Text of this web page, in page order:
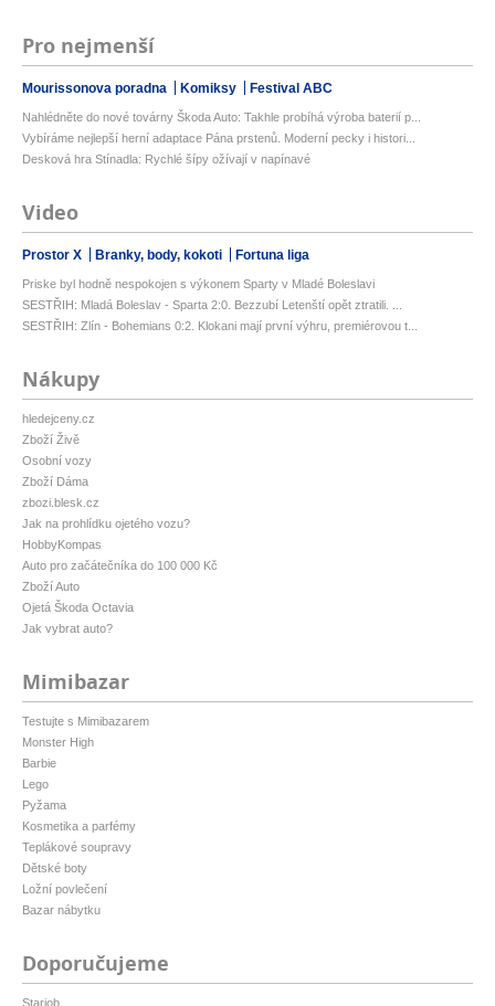
Pro nejmenší
Mourissonova poradna Komiksy Festival ABC
Nahlédněte do nové továrny Škoda Auto: Takhle probíhá výroba baterií p...
Vybíráme nejlepší herní adaptace Pána prstenů. Moderní pecky i histori...
Desková hra Stínadla: Rychlé šípy ožívají v napínavé
Video
Prostor X Branky, body, kokoti Fortuna liga
Priske byl hodně nespokojen s výkonem Sparty v Mladé Boleslavi
SESTŘIH: Mladá Boleslav - Sparta 2:0. Bezzubí Letenští opět ztratili. ...
SESTŘIH: Zlín - Bohemians 0:2. Klokani mají první výhru, premiérovou t...
Nákupy
hledejceny.cz
Zboží Živě
Osobní vozy
Zboží Dáma
zbozi.blesk.cz
Jak na prohlídku ojetého vozu?
HobbyKompas
Auto pro začátečníka do 100 000 Kč
Zboží Auto
Ojetá Škoda Octavia
Jak vybrat auto?
Mimibazar
Testujte s Mimibazarem
Monster High
Barbie
Lego
Pyžama
Kosmetika a parfémy
Teplákové soupravy
Dětské boty
Ložní povlečení
Bazar nábytku
Doporučujeme
Starjob